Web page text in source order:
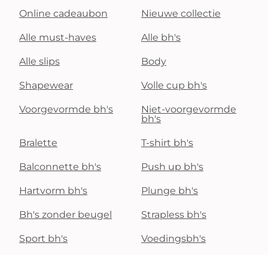
Online cadeaubon Nieuwe collectie
Alle must-haves Alle bh's
Alle slips Body
Shapewear Volle cup bh's
Voorgevormde bh's
Niet-voorgevormde
bh's
Bralette T-shirt bh's
Balconnette bh's Push up bh's
Hartvorm bh's Plunge bh's
Bh's zonder beugel Strapless bh's
Sport bh's Voedingsbh's